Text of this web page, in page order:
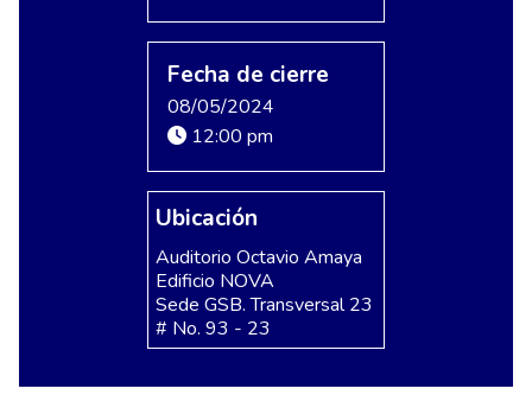
Fecha de cierre
08/05/2024
12:00 pm
Ubicación
Auditorio Octavio Amaya
Edificio NOVA
Sede GSB. Transversal 23
# No. 93 - 23